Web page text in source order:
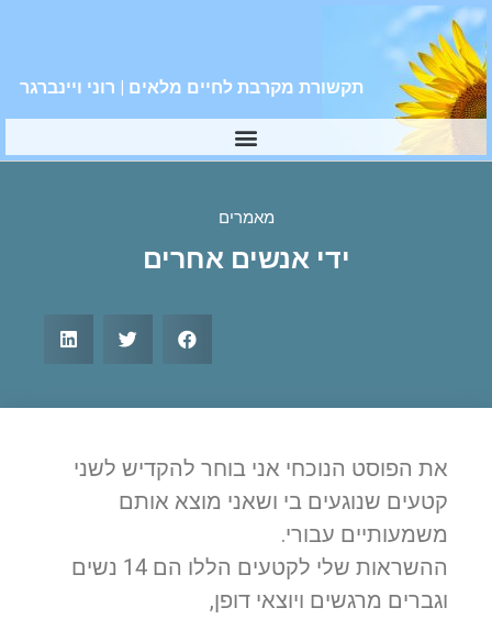
תקשורת מקרבת לחיים מלאים | רוני ויינברגר
מאמרים
ידי אנשים אחרים
את הפוסט הנוכחי אני בוחר להקדיש לשני
קטעים שנוגעים בי ושאני מוצא אותם
משמעותיים עבורי.
ההשראות שלי לקטעים הללו הם 14 נשים
וגברים מרגשים ויוצאי דופן,